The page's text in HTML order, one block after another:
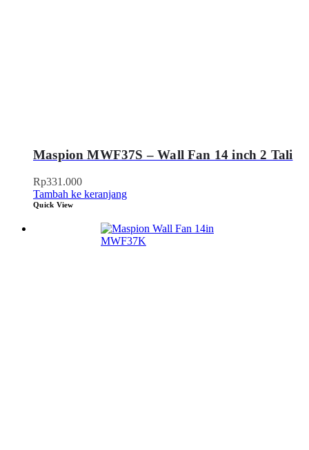
Maspion MWF37S – Wall Fan 14 inch 2 Tali
Rp331.000
Tambah ke keranjang
Quick View